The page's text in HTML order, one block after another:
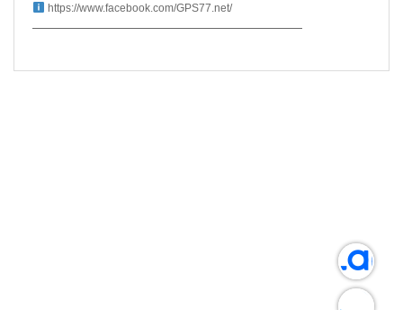
https://www.facebook.com/GPS77.net/
—————————————————————————